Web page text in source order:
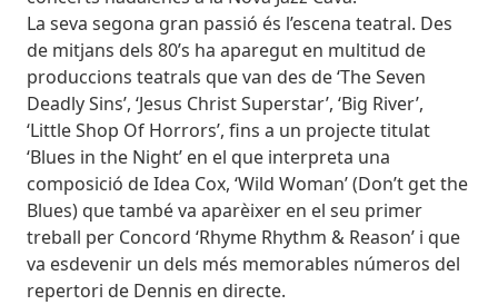
La seva segona gran passió és l’escena teatral. Des
de mitjans dels 80’s ha aparegut en multitud de
produccions teatrals que van des de ‘The Seven
Deadly Sins’, ‘Jesus Christ Superstar’, ‘Big River’,
‘Little Shop Of Horrors’, fins a un projecte titulat
‘Blues in the Night’ en el que interpreta una
composició de Idea Cox, ‘Wild Woman’ (Don’t get the
Blues) que també va aparèixer en el seu primer
treball per Concord ‘Rhyme Rhythm & Reason’ i que
va esdevenir un dels més memorables números del
repertori de Dennis en directe.